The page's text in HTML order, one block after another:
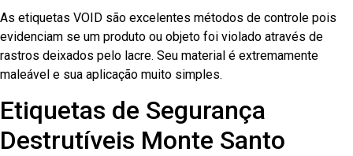
As etiquetas VOID são excelentes métodos de controle pois
evidenciam se um produto ou objeto foi violado através de
rastros deixados pelo lacre. Seu material é extremamente
maleável e sua aplicação muito simples.
Etiquetas de Segurança
Destrutíveis Monte Santo